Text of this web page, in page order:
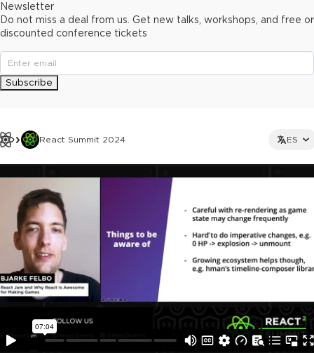
React Summit 2024 ES
Newsletter
Do not miss a deal from us. Get new talks, workshops, and free or
discounted conference tickets
Subscribe